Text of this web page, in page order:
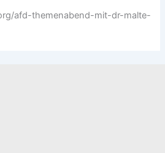
afd-themenabend-mit-dr-malte-